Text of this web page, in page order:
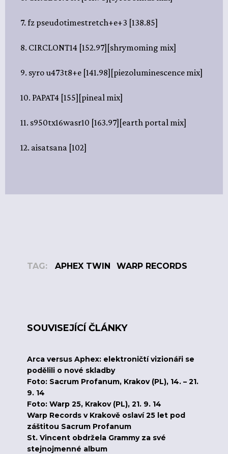
7. fz pseudotimestretch+e+3 [138.85]
8. CIRCLONT14 [152.97][shrymoming mix]
9. syro u473t8+e [141.98][piezoluminescence mix]
10. PAPAT4 [155][pineal mix]
11. s950tx16wasr10 [163.97][earth portal mix]
12. aisatsana [102]
TAG: APHEX TWIN WARP RECORDS
SOUVISEJÍCÍ ČLÁNKY
Arca versus Aphex: elektroničtí vizionáři se
podělili o nové skladby
Foto: Sacrum Profanum, Krakov (PL), 14. – 21.
9. 14
Foto: Warp 25, Krakov (PL), 21. 9. 14
Warp Records v Krakově oslaví 25 let pod
záštitou Sacrum Profanum
St. Vincent obdržela Grammy za své
stejnojmenné album